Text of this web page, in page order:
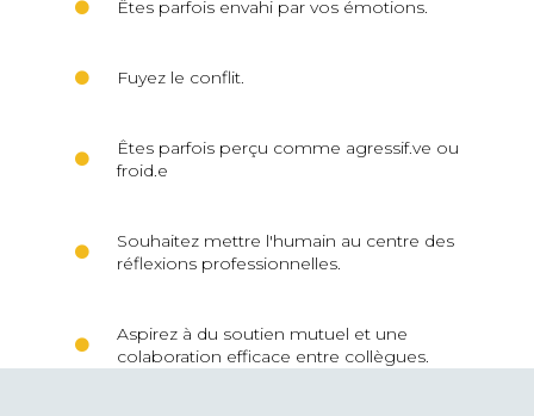
Êtes parfois envahi par vos émotions.
Fuyez le conflit.
Êtes parfois perçu comme agressif.ve ou
froid.e
Souhaitez mettre l'humain au centre des
réflexions professionnelles.
Aspirez à du soutien mutuel et une
colaboration efficace entre collègues.